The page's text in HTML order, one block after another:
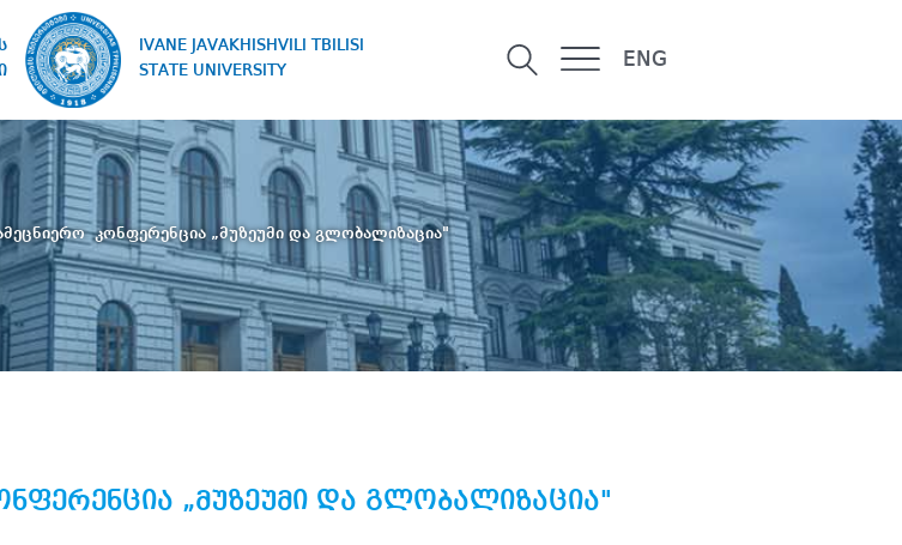
IVANE JAVAKHISHVILI TBILISI
STATE UNIVERSITY
ENG
კონფერენცია „მუზეუმი და გლობალიზაცია"
„მუზეუმი და გლობალიზაცია"